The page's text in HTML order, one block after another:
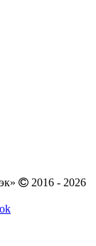
2016 - 2026